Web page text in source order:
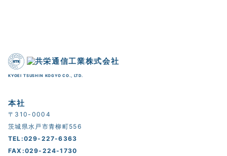
KYOEI TSUSHIN KOGYO CO., LTD.
本社
〒310-0004
茨城県水戸市青柳町556
TEL:029-227-6363
FAX:029-224-1730